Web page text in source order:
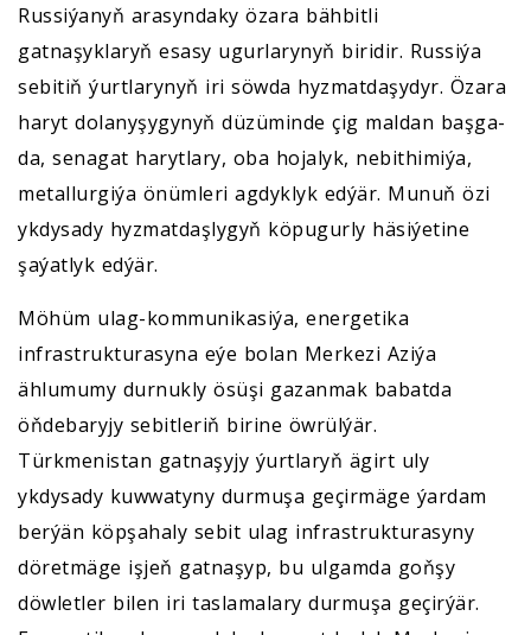
Russiýanyň arasyndaky özara bähbitli
gatnaşyklaryň esasy ugurlarynyň biridir. Russiýa
sebitiň ýurtlarynyň iri söwda hyzmatdaşydyr. Özara
haryt dolanyşygynyň düzüminde çig maldan başga-
da, senagat harytlary, oba hojalyk, nebithimiýa,
metallurgiýa önümleri agdyklyk edýär. Munuň özi
ykdysady hyzmatdaşlygyň köpugurly häsiýetine
şaýatlyk edýär.
Möhüm ulag-kommunikasiýa, energetika
infrastrukturasyna eýe bolan Merkezi Aziýa
ählumumy durnukly ösüşi gazanmak babatda
öňdebaryjy sebitleriň birine öwrülýär.
Türkmenistan gatnaşyjy ýurtlaryň ägirt uly
ykdysady kuwwatyny durmuşa geçirmäge ýardam
berýän köpşahaly sebit ulag infrastrukturasyny
döretmäge işjeň gatnaşyp, bu ulgamda goňşy
döwletler bilen iri taslamalary durmuşa geçirýär.